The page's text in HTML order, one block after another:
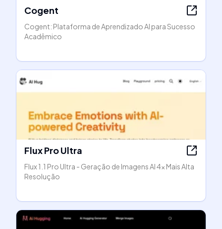
Cogent
Cogent: Plataforma de Aprendizado AI para Sucesso
Acadêmico
Flux Pro Ultra
Flux 1.1 Pro Ultra - Geração de Imagens AI 4x Mais Alta
Resolução